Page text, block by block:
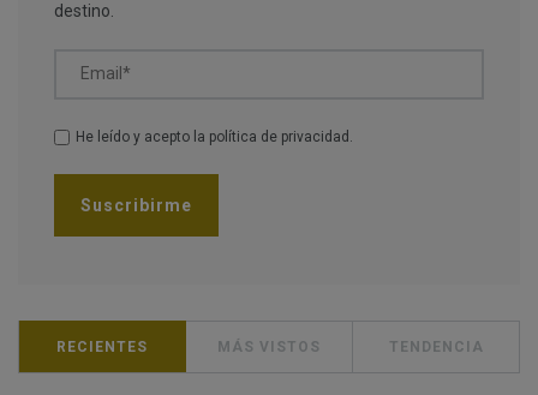
destino.
Email*
He leído y acepto la política de privacidad .
RECIENTES MÁS VISTOS TENDENCIA